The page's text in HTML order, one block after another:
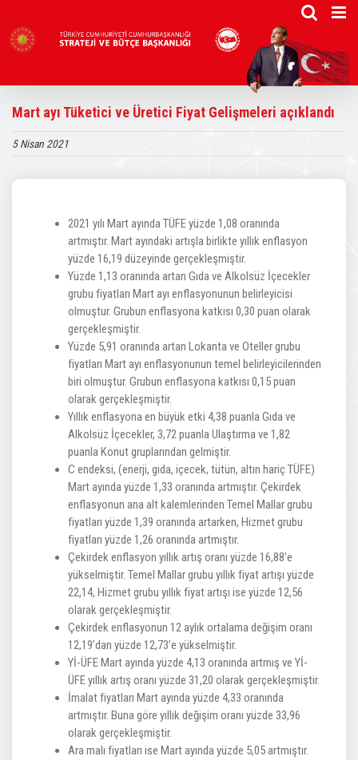
content
Mart ayı Tüketici ve Üretici Fiyat Gelişmeleri açıklandı
5 Nisan 2021
2021 yılı Mart ayında TÜFE yüzde 1,08 oranında
artmıştır. Mart ayındaki artışla birlikte yıllık enflasyon
yüzde 16,19 düzeyinde gerçekleşmiştir.
Yüzde 1,13 oranında artan Gıda ve Alkolsüz İçecekler
grubu fiyatları Mart ayı enflasyonunun belirleyicisi
olmuştur. Grubun enflasyona katkısı 0,30 puan olarak
gerçekleşmiştir.
Yüzde 5,91 oranında artan Lokanta ve Oteller grubu
fiyatları Mart ayı enflasyonunun temel belirleyicilerinden
biri olmuştur. Grubun enflasyona katkısı 0,15 puan
olarak gerçekleşmiştir.
Yıllık enflasyona en büyük etki 4,38 puanla Gıda ve
Alkolsüz İçecekler, 3,72 puanla Ulaştırma ve 1,82
puanla Konut gruplarından gelmiştir.
C endeksi, (enerji, gıda, içecek, tütün, altın hariç TÜFE)
Mart ayında yüzde 1,33 oranında artmıştır. Çekirdek
enflasyonun ana alt kalemlerinden Temel Mallar grubu
fiyatları yüzde 1,39 oranında artarken, Hizmet grubu
fiyatları yüzde 1,26 oranında artmıştır.
Çekirdek enflasyon yıllık artış oranı yüzde 16,88’e
yükselmiştir. Temel Mallar grubu yıllık fiyat artışı yüzde
22,14, Hizmet grubu yıllık fiyat artışı ise yüzde 12,56
olarak gerçekleşmiştir.
Çekirdek enflasyonun 12 aylık ortalama değişim oranı
12,19’dan yüzde 12,73’e yükselmiştir.
Yİ-ÜFE Mart ayında yüzde 4,13 oranında artmış ve Yİ-
ÜFE yıllık artış oranı yüzde 31,20 olarak gerçekleşmiştir.
İmalat fiyatları Mart ayında yüzde 4,33 oranında
artmıştır. Buna göre yıllık değişim oranı yüzde 33,96
olarak gerçekleşmiştir.
Ara malı fiyatları ise Mart ayında yüzde 5,05 artmıştır.